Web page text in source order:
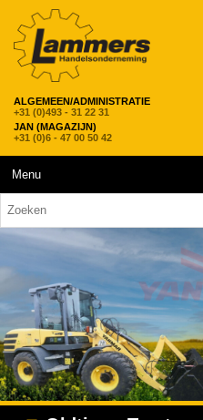
ALGEMEEN/ADMINISTRATIE
+31 (0)493 - 31 22 31
JAN (MAGAZIJN)
+31 (0)6 - 47 00 50 42
Menu